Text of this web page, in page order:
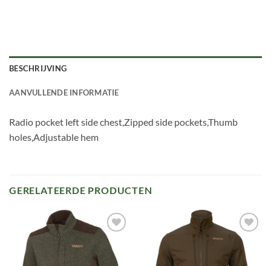
BESCHRIJVING
AANVULLENDE INFORMATIE
Radio pocket left side chest,Zipped side pockets,Thumb
holes,Adjustable hem
GERELATEERDE PRODUCTEN
Toevoegen
aan
verlanglijst
Toevoegen
aan
verlanglijst